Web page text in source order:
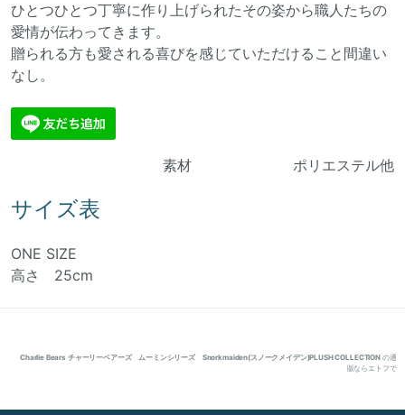
ひとつひとつ丁寧に作り上げられたその姿から職人たちの
愛情が伝わってきます。
贈られる方も愛される喜びを感じていただけること間違い
なし。
素材 ポリエステル他
サイズ表
ONE SIZE
高さ 25cm
Charlie Bears チャーリーベアーズ ムーミンシリーズ Snorkmaiden(スノークメイデン)PLUSH COLLECTIONの通
販ならエトフで